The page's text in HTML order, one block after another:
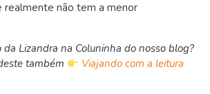
realmente não tem a menor
Lizandra na Coluninha do nosso blog?
também
Viajando com a leitura